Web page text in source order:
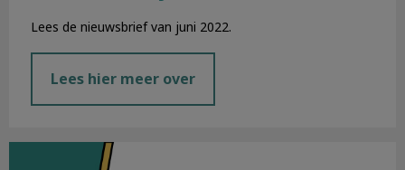
Lees de nieuwsbrief van juni 2022.
Lees hier meer over
Nieuwsbrief mei 2022